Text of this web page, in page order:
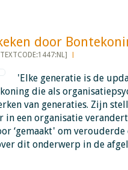
door
'Elke generatie is de
die als
van generaties. Zijn
in een organisatie
‘gemaakt' om
dit onderwerp in de